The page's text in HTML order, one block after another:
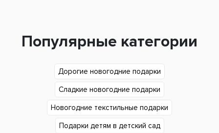
Популярные категории
Дорогие новогодние подарки
Сладкие новогодние подарки
Новогодние текстильные подарки
Подарки детям в детский сад